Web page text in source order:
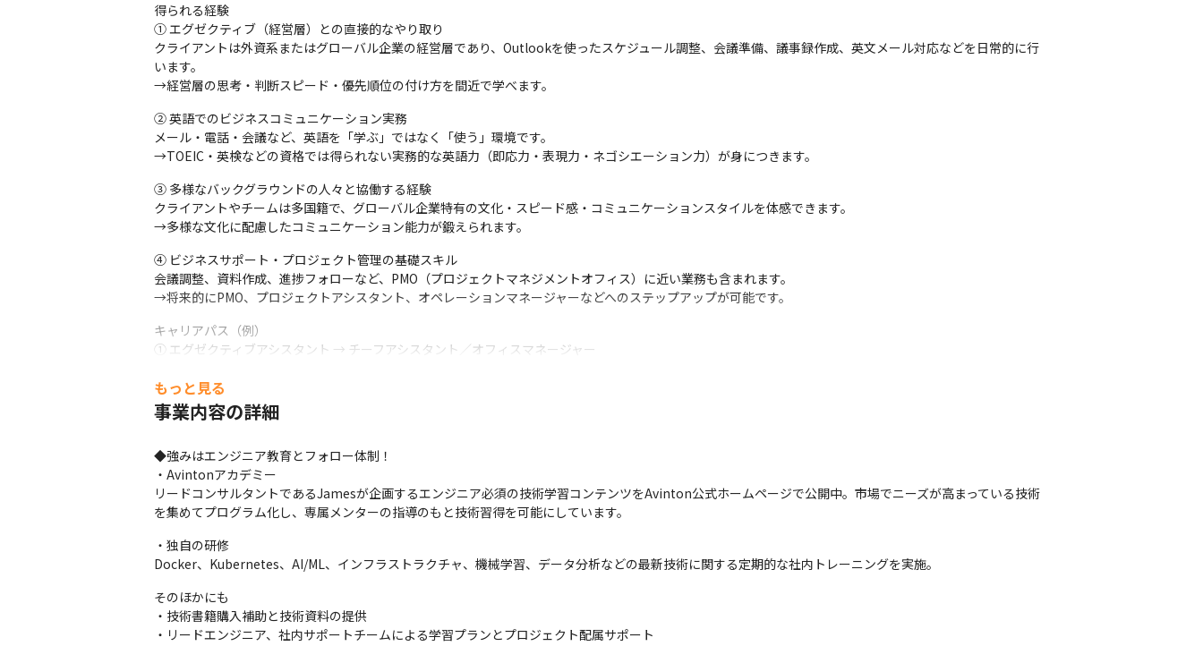
得られる経験
① エグゼクティブ（経営層）との直接的なやり取り
クライアントは外資系またはグローバル企業の経営層であり、Outlookを使ったスケジュール調整、会議準備、議事録作成、英文メール対応などを日常的に行
います。
→経営層の思考・判断スピード・優先順位の付け方を間近で学べます。
② 英語でのビジネスコミュニケーション実務
メール・電話・会議など、英語を「学ぶ」ではなく「使う」環境です。
→TOEIC・英検などの資格では得られない実務的な英語力（即応力・表現力・ネゴシエーション力）が身につきます。
③ 多様なバックグラウンドの人々と協働する経験
クライアントやチームは多国籍で、グローバル企業特有の文化・スピード感・コミュニケーションスタイルを体感できます。
→多様な文化に配慮したコミュニケーション能力が鍛えられます。
④ ビジネスサポート・プロジェクト管理の基礎スキル
会議調整、資料作成、進捗フォローなど、PMO（プロジェクトマネジメントオフィス）に近い業務も含まれます。
→将来的にPMO、プロジェクトアシスタント、オペレーションマネージャーなどへのステップアップが可能です。
キャリアパス（例）
① エグゼクティブアシスタント → チーフアシスタント／オフィスマネージャー
→「英語×マネジメント×調整力」を活かすキャリア。
② PMO・プロジェクトサポート職への転換
IT／通信系のPMO職や国際プロジェクト管理職にキャリアチェンジする人もおります。
③ グローバル企業の社内通訳・コーディネーター職
英語での調整・交渉経験を積むと、社内のグローバル調整役（海外拠点との橋渡しなど）へ進むケースも。
④ 管理部門・バックオフィス
総務・人事・経営企画アシスタントなど、より企画的な事務職へ発展できます。
もっと見る
事業内容の詳細
◆強みはエンジニア教育とフォロー体制！
・Avintonアカデミー
リードコンサルタントであるJamesが企画するエンジニア必須の技術学習コンテンツをAvinton公式ホームページで公開中。市場でニーズが高まっている技術
を集めてプログラム化し、専属メンターの指導のもと技術習得を可能にしています。
・独自の研修
Docker、Kubernetes、AI/ML、インフラストラクチャ、機械学習、データ分析などの最新技術に関する定期的な社内トレーニングを実施。
そのほかにも
・技術書籍購入補助と技術資料の提供
・リードエンジニア、社内サポートチームによる学習プランとプロジェクト配属サポート